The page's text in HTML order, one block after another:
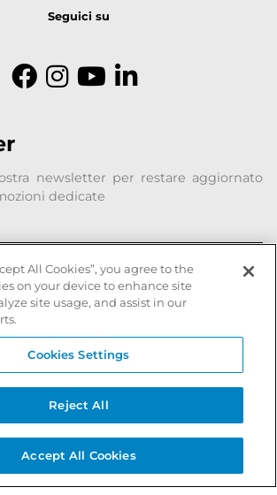
Seguici su
newsletter per restare aggiornato
dedicate
miei dati personali per le finalità
Italiano | English
Pagamenti sicuri con
All Cookies”, you agree to the
on your device to enhance site
site usage, and assist in our
Cookies Settings
Reject All
Accept All Cookies